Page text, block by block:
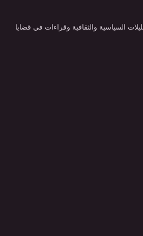
السياسية والثقافية وقراءات في قضايا